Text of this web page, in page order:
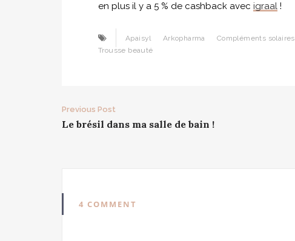
en plus il y a 5 % de cashback avec igraal !
Apaisyl Arkopharma Compléments solaires
Trousse beauté
Post
Previous Post
Le brésil dans ma salle de bain !
4 COMMENT